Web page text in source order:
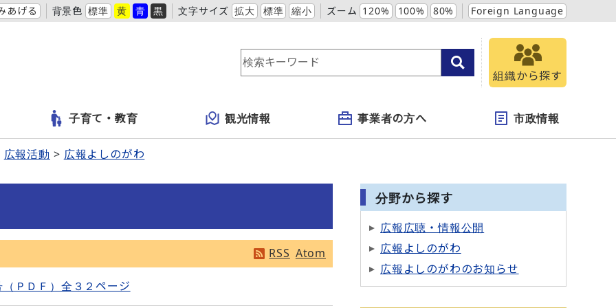
あげる 背景色 標準 黄 青 黒 文字サイズ 拡大 標準 縮小 ズーム 120% 100% 80% Foreign Language
組織から探す
子育て・教育 観光情報 事業者の方へ 市政情報
広報活動 広報よしのがわ
RSS Atom
ＰＤＦ）全３２ページ
分野から探す
広報広聴・情報公開
広報よしのがわ
広報よしのがわのお知らせ